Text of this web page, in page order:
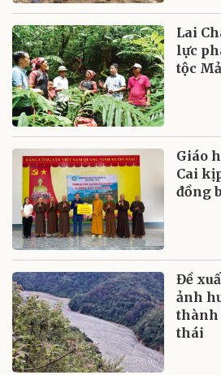
Lai
lực
tộc
Giáo
Cai
đồng
Đề
ảnh
thành
thái